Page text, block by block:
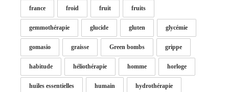
france froid fruit fruits
gemmothérapie glucide gluten glycémie
gomasio graisse Green bombs grippe
habitude héliothérapie homme horloge
huiles essentielles humain hydrothérapie